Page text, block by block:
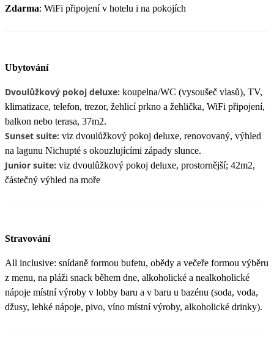
Zdarma: WiFi připojení v hotelu i na pokojích
Ubytování
Dvoulůžkový pokoj deluxe: koupelna/WC (vysoušeč vlasů), TV,
klimatizace, telefon, trezor, žehlicí prkno a žehlička, WiFi připojení,
balkon nebo terasa, 37m2.
Sunset suite: viz dvoulůžkový pokoj deluxe, renovovaný, výhled
na lagunu Nichupté s okouzlujícími západy slunce.
Junior suite: viz dvoulůžkový pokoj deluxe, prostornější; 42m2,
částečný výhled na moře
Stravování
All inclusive: snídaně formou bufetu, obědy a večeře formou výběru
z menu, na pláži snack během dne, alkoholické a nealkoholické
nápoje místní výroby v lobby baru a v baru u bazénu (soda, voda,
džusy, lehké nápoje, pivo, víno místní výroby, alkoholické drinky).